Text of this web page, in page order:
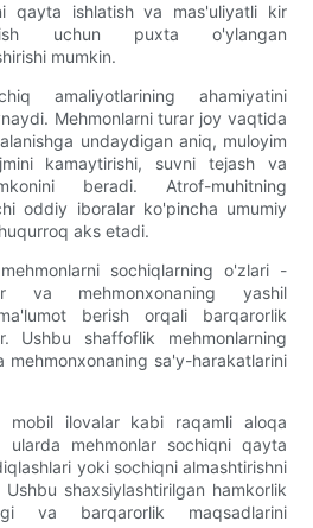
qayta ishlatish va mas'uliyatli kir
uchun puxta o'ylangan
mumkin.
amaliyotlarining ahamiyatini
Mehmonlarni turar joy vaqtida
undaydigan aniq, muloyim
kamaytirishi, suvni tejash va
beradi. Atrof-muhitning
oddiy iboralar ko'pincha umumiy
aks etadi.
sochiqlarning o'zlari -
va mehmonxonaning yashil
berish orqali barqarorlik
Ushbu shaffoflik mehmonlarning
mehmonxonaning sa'y-harakatlarini
mobil ilovalar kabi raqamli aloqa
ularda mehmonlar sochiqni qayta
yoki sochiqni almashtirishni
shaxsiylashtirilgan hamkorlik
va barqarorlik maqsadlarini